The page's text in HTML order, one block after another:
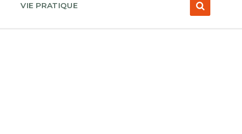
VIE PRATIQUE